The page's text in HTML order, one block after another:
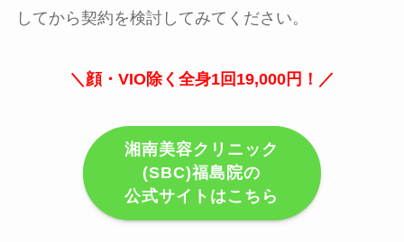
してから契約を検討してみてください。
＼顔・VIO除く全身1回19,000円！／
湘南美容クリニック
(SBC)福島院の
公式サイトはこちら